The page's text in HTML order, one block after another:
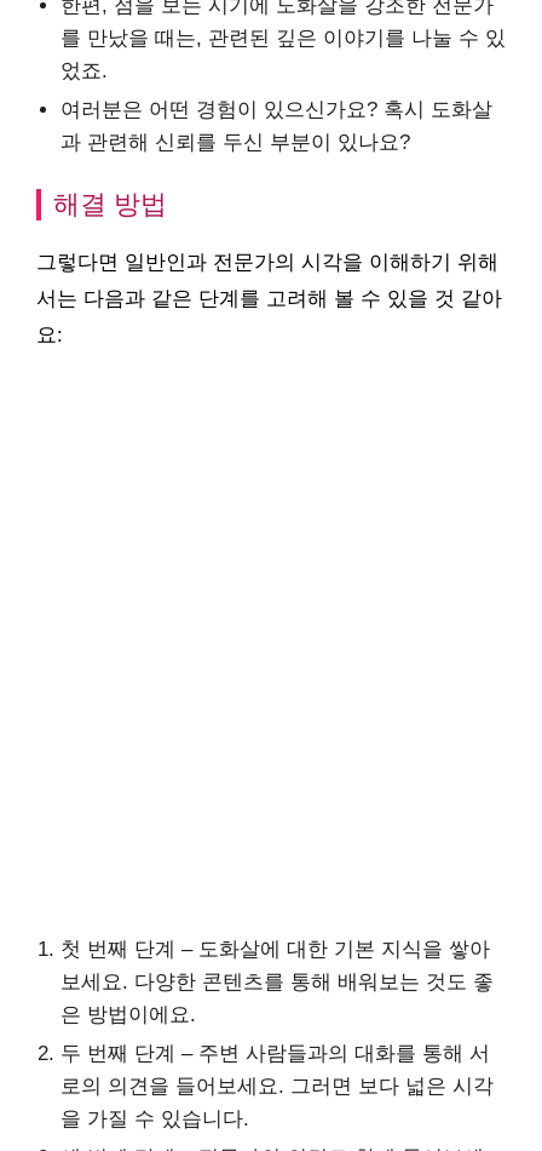
한편, 점을 보는 시기에 도화살을 강조한 전문가
를 만났을 때는, 관련된 깊은 이야기를 나눌 수 있
었죠.
여러분은 어떤 경험이 있으신가요? 혹시 도화살
과 관련해 신뢰를 두신 부분이 있나요?
해결 방법
그렇다면 일반인과 전문가의 시각을 이해하기 위해
서는 다음과 같은 단계를 고려해 볼 수 있을 것 같아
요:
첫 번째 단계 – 도화살에 대한 기본 지식을 쌓아
보세요. 다양한 콘텐츠를 통해 배워보는 것도 좋
은 방법이에요.
두 번째 단계 – 주변 사람들과의 대화를 통해 서
로의 의견을 들어보세요. 그러면 보다 넓은 시각
을 가질 수 있습니다.